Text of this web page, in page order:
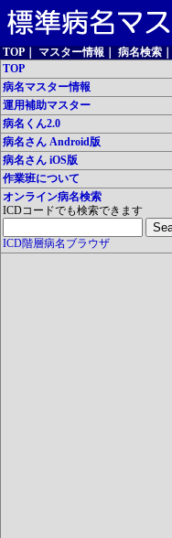
TOP マスター情報 病名検索
TOP
病名マスター情報
運用補助マスター
病名くん2.0
病名さん Android版
病名さん iOS版
作業班について
オンライン病名検索
ICDコードでも検索できます
ICD階層病名ブラウザ